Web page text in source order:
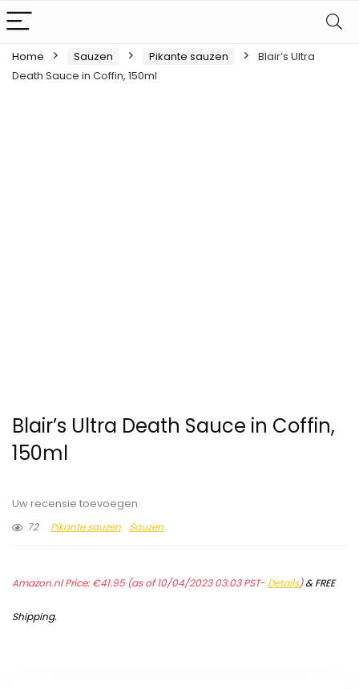
Home Sauzen Pikante sauzen
Blair’s Ultra
Death Sauce in Coffin, 150ml
Blair’s Ultra Death Sauce in Coffin,
150ml
Uw recensie toevoegen
72
Pikante sauzen Sauzen
Amazon.nl Price:€41.95(as of 10/04/2023 03:03 PST- Details)&FREE
Shipping.